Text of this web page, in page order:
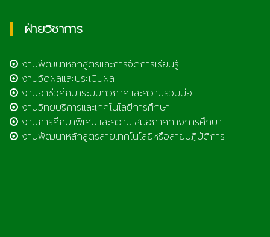
ฝ่ายวิชาการ
งานพัฒนาหลักสูตรและการจัดการเรียนรู้
งานวัดผลและประเมินผล
งานอาชีวศึกษาระบบทวิภาคีและความร่วมมือ
งานวิทยบริการและเทคโนโลยีการศึกษา
งานการศึกษาพิเศษและความเสมอภาคทางการศึกษา
งานพัฒนาหลักสูตรสายเทคโนโลยีหรือสายปฏิบัติการ